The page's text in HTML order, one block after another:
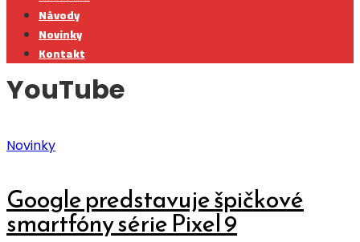
Návody
Novinky
Kontakt
YouTube
Novinky
Google predstavuje špičkové
smartfóny série Pixel 9